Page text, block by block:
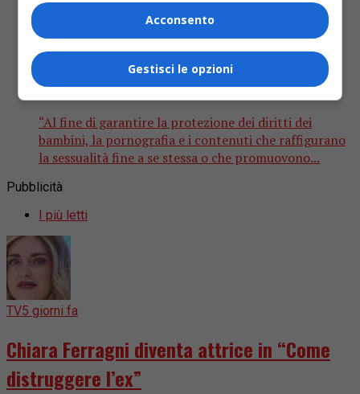
La censura ungherese ai contenuti
“gender” è per il bene dei bambini
“Al fine di garantire la protezione dei diritti dei
bambini, la pornografia e i contenuti che raffigurano
la sessualità fine a se stessa o che promuovono...
Pubblicità
I più letti
TV5 giorni fa
Chiara Ferragni diventa attrice in “Come
distruggere l’ex”
Acconsento
Gestisci le opzioni